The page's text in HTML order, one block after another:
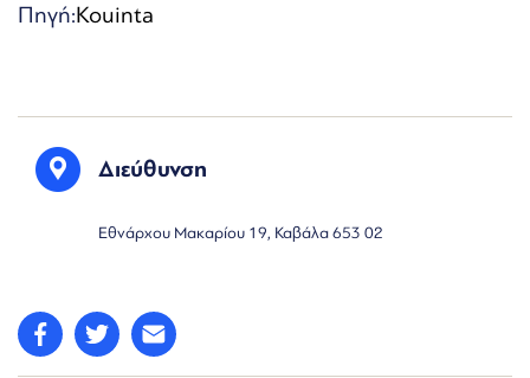
Πηγή:Kouinta
Διεύθυνση
Εθνάρχου Μακαρίου 19, Καβάλα 653 02